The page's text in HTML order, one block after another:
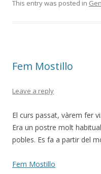
This entry was posted in
Fem Mostillo
Leave a reply
El curs passat, vàrem fer
Era un postre molt
pobles. Es fa a partir del
Fem Mostillo